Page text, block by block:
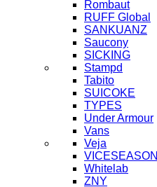
Rombaut
RUFF Global
SANKUANZ
Saucony
SICKING
Stampd
Tabito
SUICOKE
TYPES
Under Armour
Vans
Veja
VICESEASON
Whitelab
ZNY